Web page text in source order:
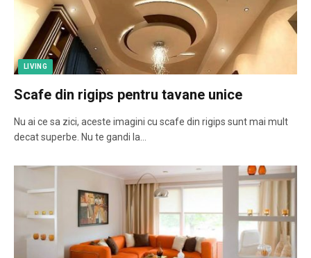
LIVING
Scafe din rigips pentru tavane unice
Nu ai ce sa zici, aceste imagini cu scafe din rigips sunt mai mult
decat superbe. Nu te gandi la…